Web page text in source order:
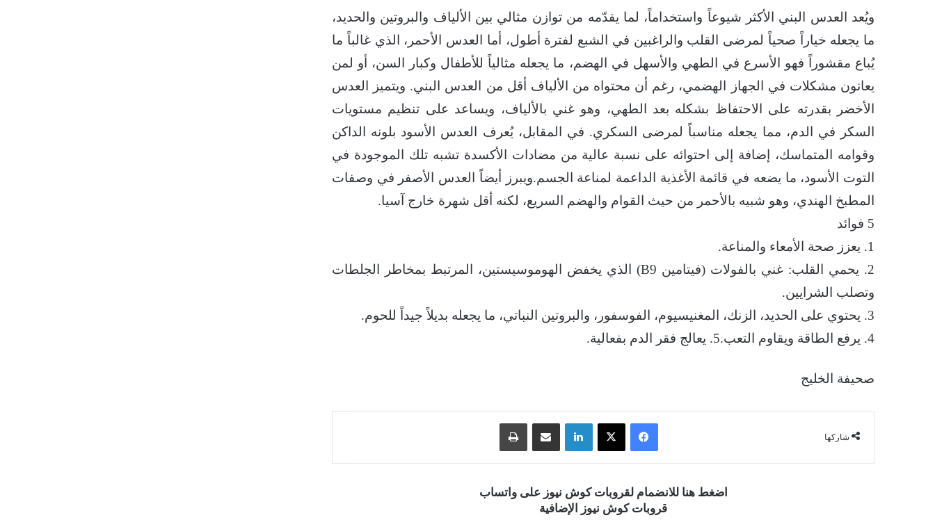
ويُعد العدس البني الأكثر شيوعاً واستخداماً، لما يقدّمه من توازن مثالي بين الألياف والبروتين والحديد،
ما يجعله خياراً صحياً لمرضى القلب والراغبين في الشبع لفترة أطول، أما العدس الأحمر، الذي غالباً ما
يُباع مقشوراً فهو الأسرع في الطهي والأسهل في الهضم، ما يجعله مثالياً للأطفال وكبار السن، أو لمن
يعانون مشكلات في الجهاز الهضمي، رغم أن محتواه من الألياف أقل من العدس البني. ويتميز العدس
الأخضر بقدرته على الاحتفاظ بشكله بعد الطهي، وهو غني بالألياف، ويساعد على تنظيم مستويات
السكر في الدم، مما يجعله مناسباً لمرضى السكري. في المقابل، يُعرف العدس الأسود بلونه الداكن
وقوامه المتماسك، إضافة إلى احتوائه على نسبة عالية من مضادات الأكسدة تشبه تلك الموجودة في
التوت الأسود، ما يضعه في قائمة الأغذية الداعمة لمناعة الجسم.ويبرز أيضاً العدس الأصفر في وصفات
المطبخ الهندي، وهو شبيه بالأحمر من حيث القوام والهضم السريع، لكنه أقل شهرة خارج آسيا.
5 فوائد
1. يعزز صحة الأمعاء والمناعة.
2. يحمي القلب: غني بالفولات (فيتامين B9) الذي يخفض الهوموسيستين، المرتبط بمخاطر الجلطات
وتصلب الشرايين.
3. يحتوي على الحديد، الزنك، المغنيسيوم، الفوسفور، والبروتين النباتي، ما يجعله بديلاً جيداً للحوم.
4. يرفع الطاقة ويقاوم التعب.5. يعالج فقر الدم بفعالية.
صحيفة الخليج
شاركها
فيسبوك ‫X لينكدإن مشاركة عبر البريد
اضغط هنا للانضمام لقروبات كوش نيوز على واتساب
قروبات كوش نيوز الإضافية